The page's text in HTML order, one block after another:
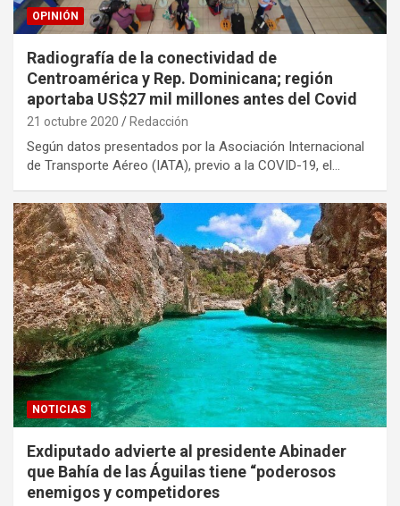
OPINIÓN
Radiografía de la conectividad de
Centroamérica y Rep. Dominicana; región
aportaba US$27 mil millones antes del Covid
21 octubre 2020 Redacción
Según datos presentados por la Asociación Internacional
de Transporte Aéreo (IATA), previo a la COVID-19, el…
NOTICIAS
Exdiputado advierte al presidente Abinader
que Bahía de las Águilas tiene “poderosos
enemigos y competidores